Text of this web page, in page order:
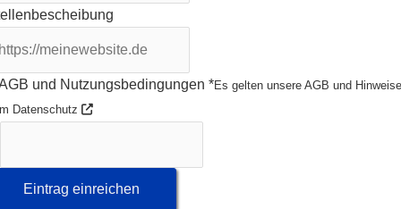
und Nutzungsbedingungen *Es gelten unsere AGB und Hinweise
Datenschutz
Eintrag einreichen